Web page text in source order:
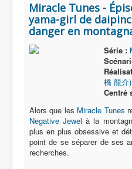
Miracle Tunes -
yama-girl de
danger en
Série :
橋 龍介)
Centré
Alors que les Miracle Tunes
Negative Jewel à la
plus en plus obsessive et
point de se séparer de ses
recherches.